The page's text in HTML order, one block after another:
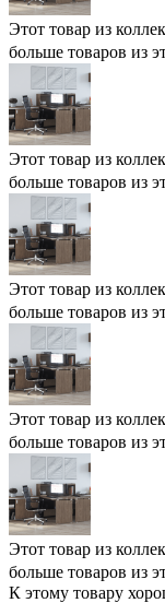
Этот товар из
больше товаров из
Этот товар из
больше товаров из
Этот товар из
больше товаров из
Этот товар из
больше товаров из
Этот товар из
больше товаров из
К этому товару